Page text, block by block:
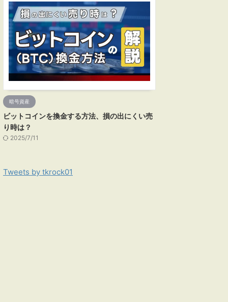
暗号資産
ビットコインを換金する方法、損の出にくい売
り時は？
2025/7/11
Tweets by tkrock01